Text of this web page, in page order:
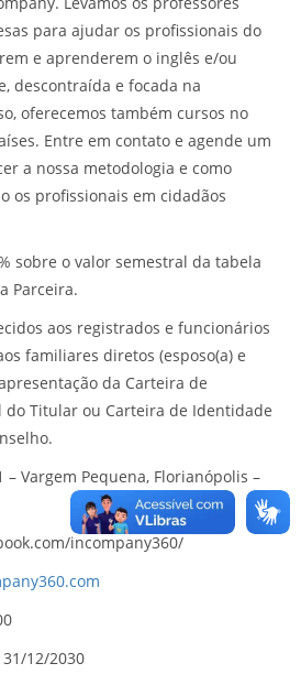
para ajudar os profissionais do
e aprenderem o inglês e/ou
descontraída e focada na
oferecemos também cursos no
Entre em contato e agende um
a nossa metodologia e como
os profissionais em cidadãos
sobre o valor semestral da tabela
Parceira.
aos registrados e funcionários
familiares diretos (esposo(a) e
da Carteira de
do Titular ou Carteira de Identidade
– Vargem Pequena, Florianópolis –
incompany360/
12/2030